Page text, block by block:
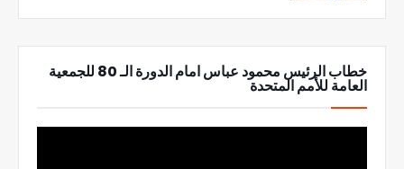
خطاب الرئيس محمود عباس امام الدورة الـ 80 للجمعية
العامة للأمم المتحدة